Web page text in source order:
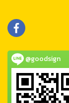
@goodsign